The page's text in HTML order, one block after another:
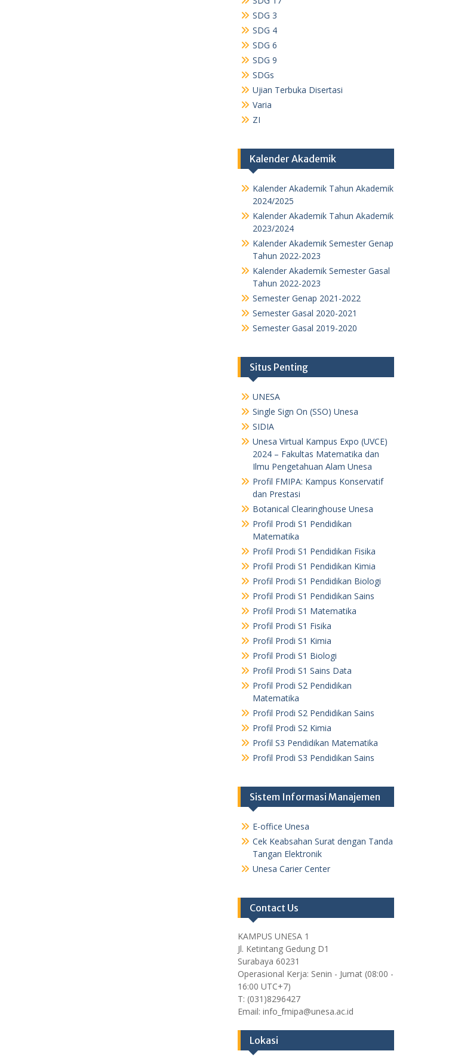
SDG 3
SDG 4
SDG 6
SDG 9
SDGs
Ujian Terbuka Disertasi
Varia
ZI
Kalender Akademik
Kalender Akademik Tahun Akademik
2024/2025
Kalender Akademik Tahun Akademik
2023/2024
Kalender Akademik Semester Genap
Tahun 2022-2023
Kalender Akademik Semester Gasal
Tahun 2022-2023
Semester Genap 2021-2022
Semester Gasal 2020-2021
Semester Gasal 2019-2020
Situs Penting
UNESA
Single Sign On (SSO) Unesa
SIDIA
Unesa Virtual Kampus Expo (UVCE)
2024 – Fakultas Matematika dan
Ilmu Pengetahuan Alam Unesa
Profil FMIPA: Kampus Konservatif
dan Prestasi
Botanical Clearinghouse Unesa
Profil Prodi S1 Pendidikan
Matematika
Profil Prodi S1 Pendidikan Fisika
Profil Prodi S1 Pendidikan Kimia
Profil Prodi S1 Pendidikan Biologi
Profil Prodi S1 Pendidikan Sains
Profil Prodi S1 Matematika
Profil Prodi S1 Fisika
Profil Prodi S1 Kimia
Profil Prodi S1 Biologi
Profil Prodi S1 Sains Data
Profil Prodi S2 Pendidikan
Matematika
Profil Prodi S2 Pendidikan Sains
Profil Prodi S2 Kimia
Profil S3 Pendidikan Matematika
Profil Prodi S3 Pendidikan Sains
Sistem Informasi Manajemen
E-office Unesa
Cek Keabsahan Surat dengan Tanda
Tangan Elektronik
Unesa Carier Center
Contact Us
KAMPUS UNESA 1
Jl. Ketintang Gedung D1
Surabaya 60231
Operasional Kerja: Senin - Jumat (08:00 -
16:00 UTC+7)
T: (031)8296427
Email: info_fmipa@unesa.ac.id
Lokasi